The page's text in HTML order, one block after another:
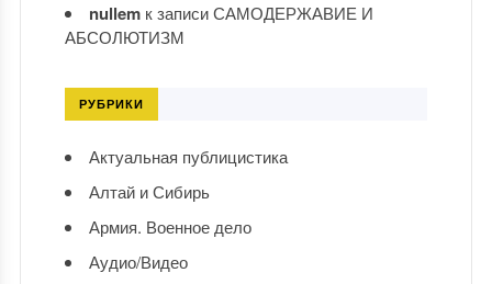
nullemк записиСАМОДЕРЖАВИЕ И
АБСОЛЮТИЗМ
РУБРИКИ
Актуальная публицистика
Алтай и Сибирь
Армия. Военное дело
Аудио/Видео